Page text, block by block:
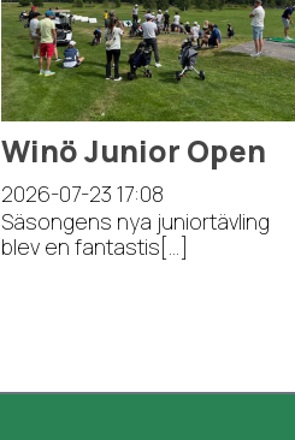
Winö Junior Open
2026-07-23 17:08
Säsongens nya juniortävling
blev en fantastis[...]